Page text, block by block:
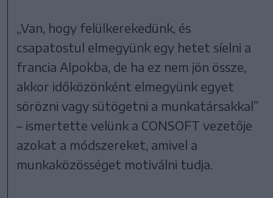
„Van, hogy felülkerekedünk, és
csapatostul elmegyünk egy hetet síelni a
francia Alpokba, de ha ez nem jön össze,
akkor időközönként elmegyünk egyet
sörözni vagy sütögetni a munkatársakkal”
– ismertette velünk a CONSOFT vezetője
azokat a módszereket, amivel a
munkaközösséget motiválni tudja.